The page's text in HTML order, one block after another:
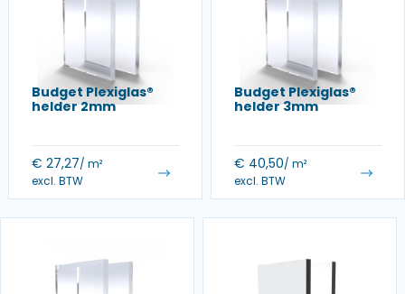
Budget Plexiglas®
helder 2mm
€ 27,27/ m²
excl. BTW
Budget Plexiglas®
helder 3mm
€ 40,50/ m²
excl. BTW